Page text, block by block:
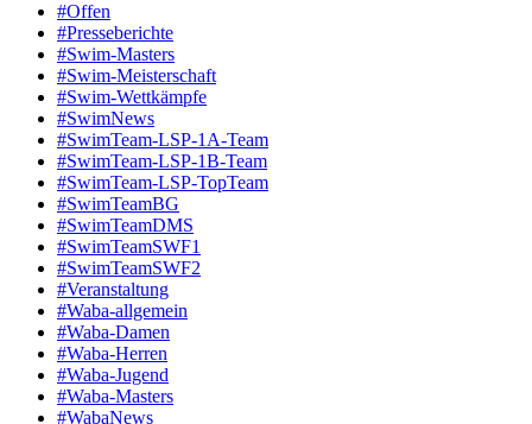
#Offen
#Presse­berichte
#Swim-Masters
#Swim-Meister­schaft
#Swim-Wett­kämpfe
#SwimNews
#SwimTeam-LSP-1A-Team
#SwimTeam-LSP-1B-Team
#SwimTeam-LSP-TopTeam
#SwimTeamBG
#SwimTeamDMS
#SwimTeamSWF1
#SwimTeamSWF2
#Veranstaltung
#Waba-allgemein
#Waba-Damen
#Waba-Herren
#Waba-Jugend
#Waba-Masters
#WabaNews